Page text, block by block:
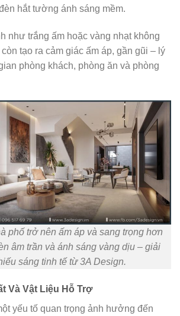
hắt tường ánh sáng mềm.
như trắng ấm hoặc vàng nhạt không
tạo ra cảm giác ấm áp, gần gũi – lý
phòng khách, phòng ăn và phòng
phố trở nên ấm áp và sang trọng hơn
âm trần và ánh sáng vàng dịu – giải
sáng tinh tế từ 3A Design.
Và Vật Liệu Hỗ Trợ
yếu tố quan trọng ảnh hưởng đến